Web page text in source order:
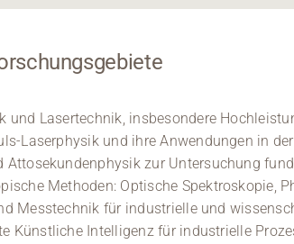
und Lasertechnik, insbesondere
Laserphysik und ihre Anwendungen in
Attosekundenphysik zur Untersuchung
Methoden: Optische Spektroskopie,
Messtechnik für industrielle und
Künstliche Intelligenz für industrielle